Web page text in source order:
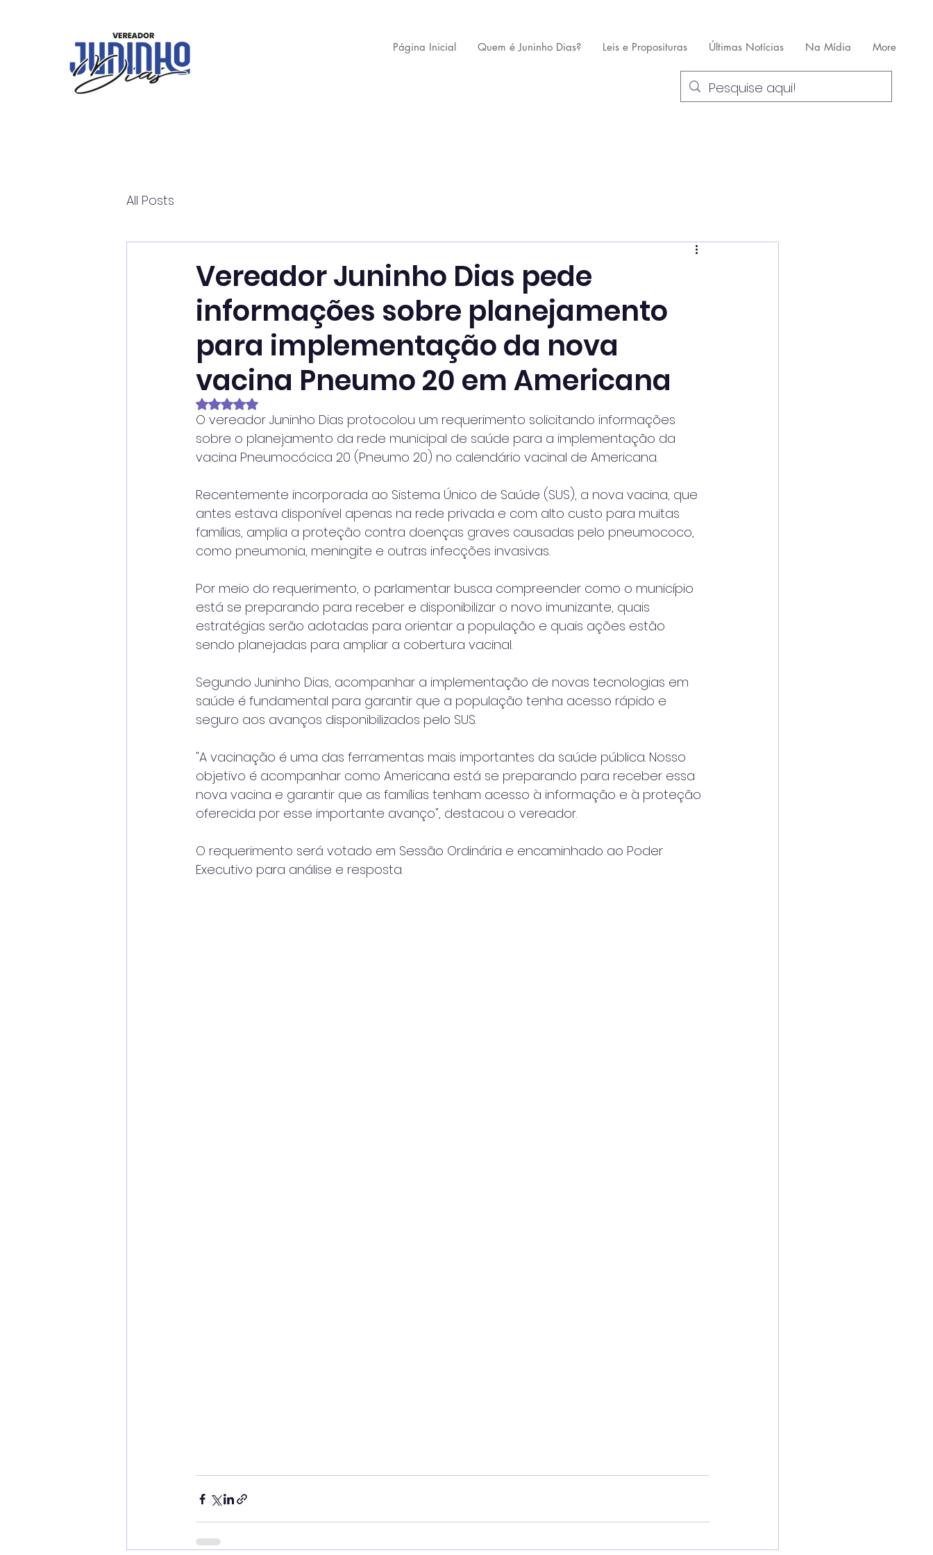
Página Inicial Quem é Juninho Dias? Leis e Proposituras Últimas Notícias Na Mídia More
All Posts
Vereador Juninho Dias pede
informações sobre planejamento
para implementação da nova
vacina Pneumo 20 em Americana
Avaliado com NaN de 5 estrelas.
O vereador Juninho Dias protocolou um requerimento solicitando informações
sobre o planejamento da rede municipal de saúde para a implementação da
vacina Pneumocócica 20 (Pneumo 20) no calendário vacinal de Americana.
Recentemente incorporada ao Sistema Único de Saúde (SUS), a nova vacina, que
antes estava disponível apenas na rede privada e com alto custo para muitas
famílias, amplia a proteção contra doenças graves causadas pelo pneumococo,
como pneumonia, meningite e outras infecções invasivas.
Por meio do requerimento, o parlamentar busca compreender como o município
está se preparando para receber e disponibilizar o novo imunizante, quais
estratégias serão adotadas para orientar a população e quais ações estão
sendo planejadas para ampliar a cobertura vacinal.
Segundo Juninho Dias, acompanhar a implementação de novas tecnologias em
saúde é fundamental para garantir que a população tenha acesso rápido e
seguro aos avanços disponibilizados pelo SUS.
"A vacinação é uma das ferramentas mais importantes da saúde pública. Nosso
objetivo é acompanhar como Americana está se preparando para receber essa
nova vacina e garantir que as famílias tenham acesso à informação e à proteção
oferecida por esse importante avanço", destacou o vereador.
O requerimento será votado em Sessão Ordinária e encaminhado ao Poder
Executivo para análise e resposta.